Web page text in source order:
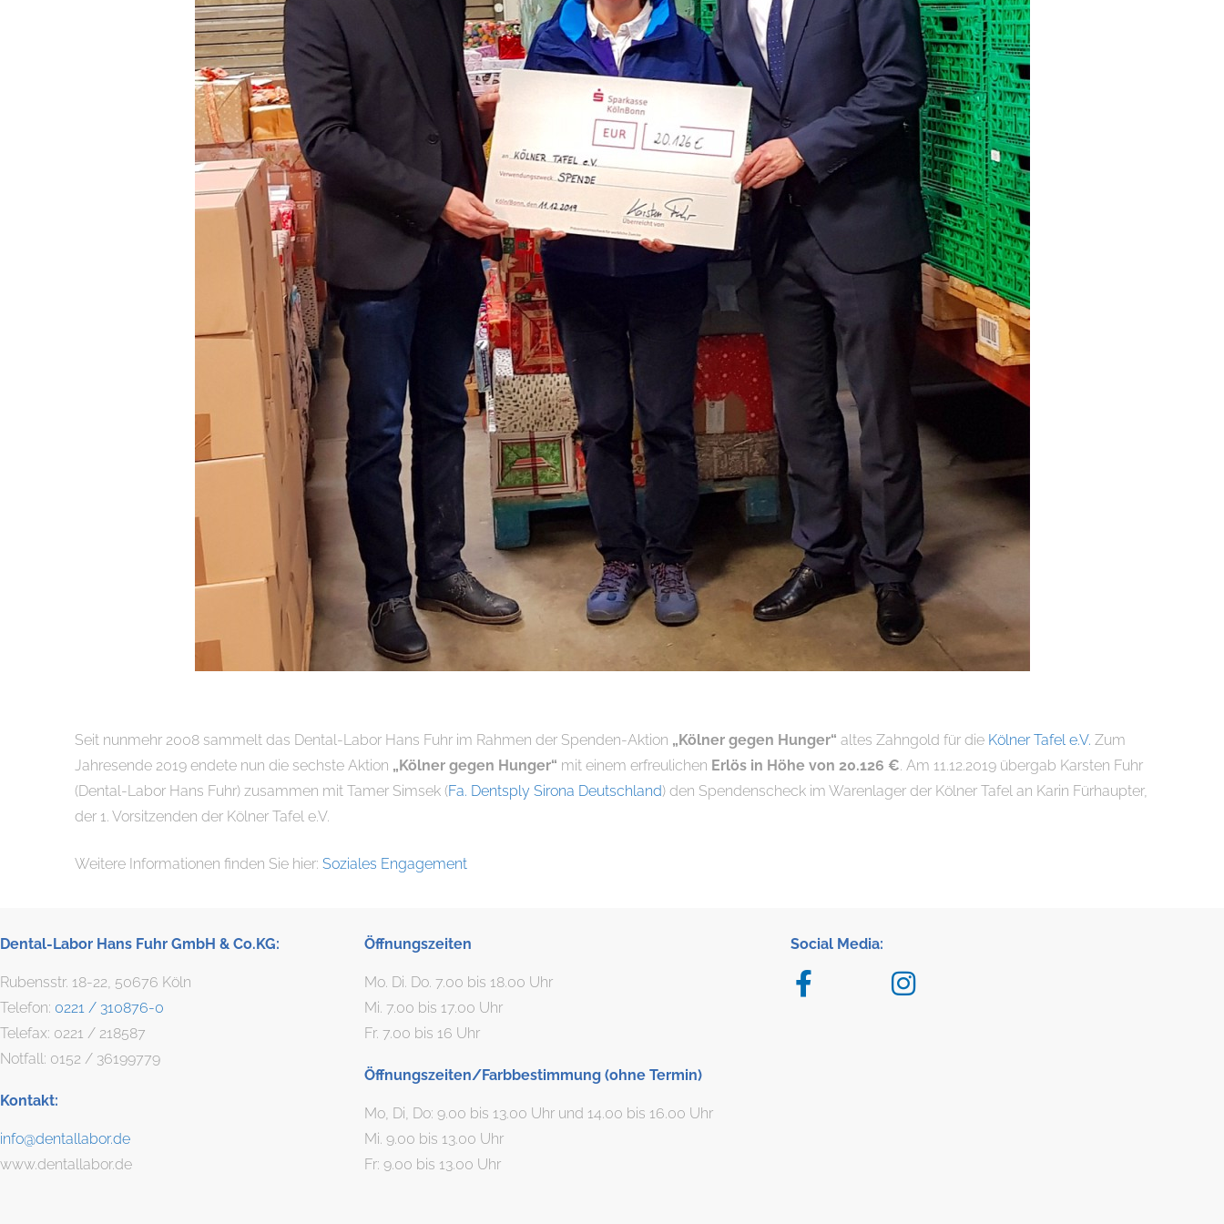
Seit nunmehr 2008 sammelt das Dental-Labor Hans Fuhr im Rahmen der Spenden-Aktion „Kölner gegen Hunger“ altes Zahngold für die Kölner Tafel e.V. Zum
Jahresende 2019 endete nun die sechste Aktion „Kölner gegen Hunger“ mit einem erfreulichen Erlös in Höhe von 20.126 €. Am 11.12.2019 übergab Karsten Fuhr
(Dental-Labor Hans Fuhr) zusammen mit Tamer Simsek (Fa. Dentsply Sirona Deutschland) den Spendenscheck im Warenlager der Kölner Tafel an Karin Fürhaupter,
der 1. Vorsitzenden der Kölner Tafel e.V.
Weitere Informationen finden Sie hier: Soziales Engagement
Dental-Labor Hans Fuhr GmbH & Co.KG:
Rubensstr. 18-22, 50676 Köln
Telefon: 0221 / 310876-0
Telefax: 0221 / 218587
Notfall: 0152 / 36199779
Kontakt:
info@dentallabor.de
www.dentallabor.de
Öffnungszeiten
Mo. Di. Do. 7.00 bis 18.00 Uhr
Mi. 7.00 bis 17.00 Uhr
Fr. 7.00 bis 16 Uhr
Öffnungszeiten/Farbbestimmung (ohne Termin)
Mo, Di, Do: 9.00 bis 13.00 Uhr und 14.00 bis 16.00 Uhr
Mi. 9.00 bis 13.00 Uhr
Fr: 9.00 bis 13.00 Uhr
Social Media: